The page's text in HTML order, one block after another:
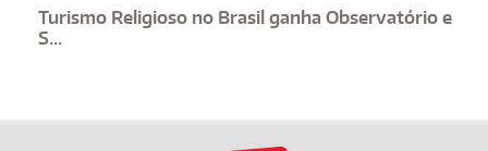
Turismo Religioso no Brasil ganha Observatório e
S...